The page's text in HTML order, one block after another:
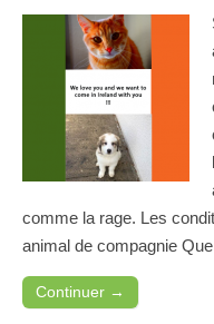
comme la rage. Les
animal de compagnie
Continuer →